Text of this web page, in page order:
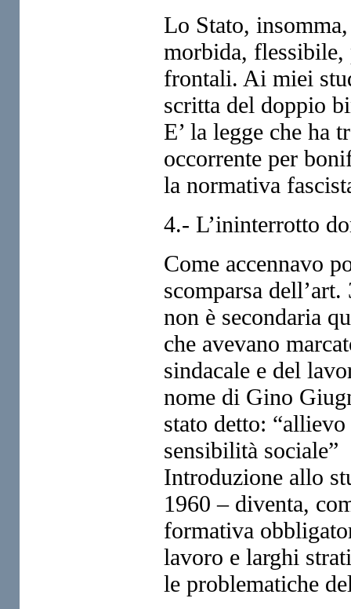
Lo Stato,
morbida, flessibile,
frontali. Ai miei
scritta del doppio
E’ la legge che ha
occorrente per
la normativa
4.- L’ininterrotto
Come accennavo
scomparsa
non è secondaria
che avevano
sindacale e del
nome di Gino
stato detto:
sensibilità
Introduzione allo
1960 – diventa,
formativa
lavoro e larghi
le problematiche